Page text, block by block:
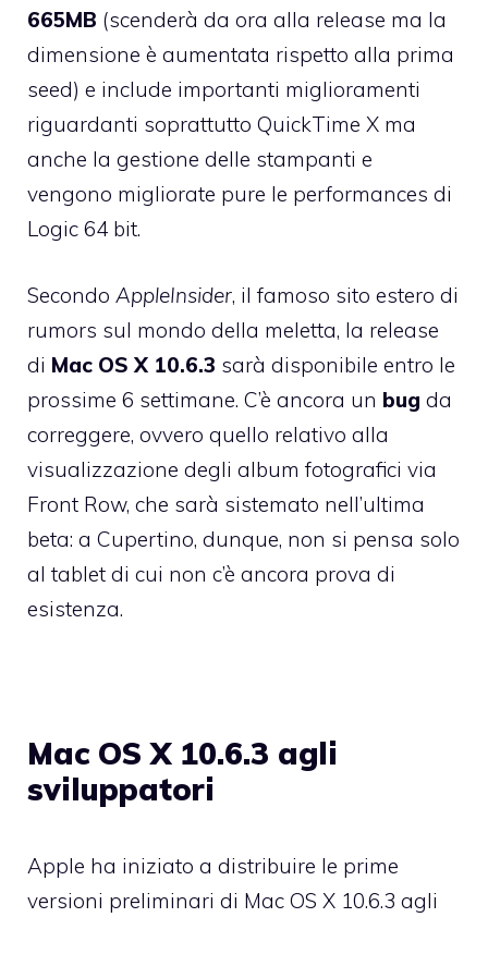
665MB (scenderà da ora alla release ma la
dimensione è aumentata rispetto alla prima
seed) e include importanti miglioramenti
riguardanti soprattutto QuickTime X ma
anche la gestione delle stampanti e
vengono migliorate pure le performances di
Logic 64 bit.
Secondo AppleInsider, il famoso sito estero di
rumors sul mondo della meletta, la release
di Mac OS X 10.6.3 sarà disponibile entro le
prossime 6 settimane. C’è ancora un bug da
correggere, ovvero quello relativo alla
visualizzazione degli album fotografici via
Front Row, che sarà sistemato nell’ultima
beta: a Cupertino, dunque, non si pensa solo
al tablet di cui non c’è ancora prova di
esistenza.
Mac OS X 10.6.3 agli
sviluppatori
Apple ha iniziato a distribuire le prime
versioni preliminari di Mac OS X 10.6.3 agli